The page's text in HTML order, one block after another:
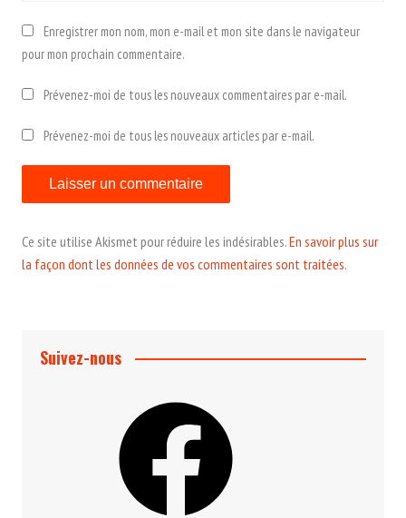
Enregistrer mon nom, mon e-mail et mon site dans le navigateur
pour mon prochain commentaire.
Prévenez-moi de tous les nouveaux commentaires par e-mail.
Prévenez-moi de tous les nouveaux articles par e-mail.
Ce site utilise Akismet pour réduire les indésirables.En savoir plus sur
la façon dont les données de vos commentaires sont traitées.
Suivez-nous